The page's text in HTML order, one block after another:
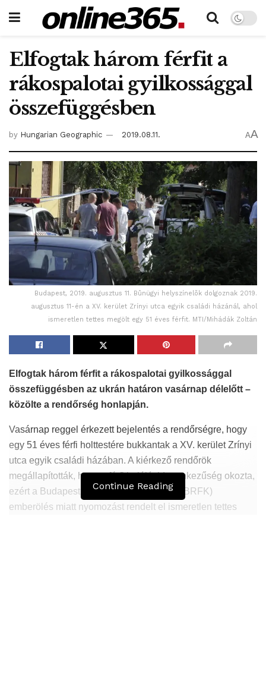
Elfogtak három férfit a
rákospalotai gyilkossággal
összefüggésben
by Hungarian Geographic 2019.08.11. AA
Budapest, 2019. augusztus 11. Bûnügyi helyszínelõk dolgoznak 2019.
augusztus 11-én a XV. kerület Zrínyi utca egyik családi házánál, ahol
ismeretlen tettes megölt egy 51 éves férfit. MTI/Mihádák Zoltán
Elfogtak három férfit a rákospalotai gyilkossággal
összefüggésben az ukrán határon vasárnap délelőtt –
közölte a rendőrség honlapján.
Vasárnap reggel érkezett bejelentés a rendőrségre, hogy
egy 51 éves férfi holttestére bukkantak a XV. kerület Zrínyi
utca egyik családi házában. A kiérkező rendőrök
megállapították, hogy a férfi halálát idegenkezűség okozta,
ezért a Budapesti Rendőr-főkapitányság (BRFK)
emberölés miatt nyomozást rendelt el ismeretlen tettes
Continue Reading